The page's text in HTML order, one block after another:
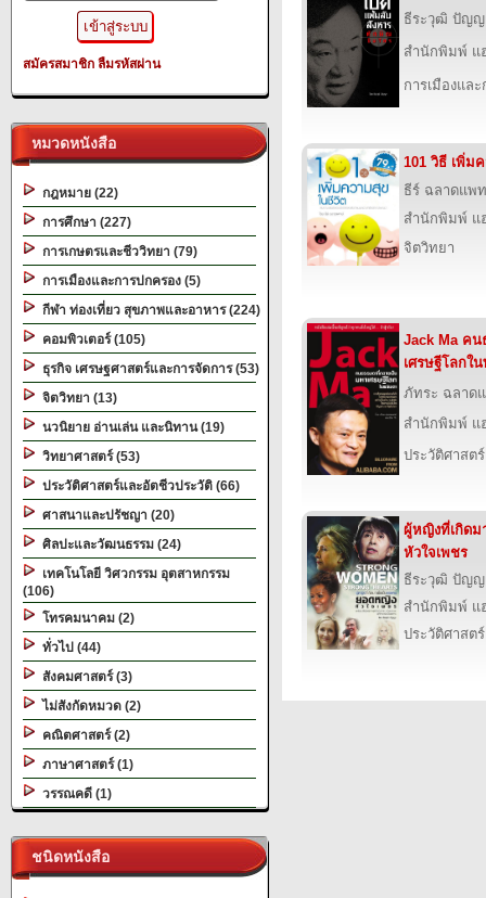
สมัครสมาชิก ลืมรหัสผ่าน
หมวดหนังสือ
กฎหมาย (22)
การศึกษา (227)
การเกษตรและชีววิทยา (79)
การเมืองและการปกครอง (5)
กีฬา ท่องเที่ยว สุขภาพและอาหาร (224)
คอมพิวเตอร์ (105)
ธุรกิจ เศรษฐศาสตร์และการจัดการ (53)
จิตวิทยา (13)
นวนิยาย อ่านเล่น และนิทาน (19)
วิทยาศาสตร์ (53)
ประวัติศาสตร์และอัตชีวประวัติ (66)
ศาสนาและปรัชญา (20)
ศิลปะและวัฒนธรรม (24)
เทคโนโลยี วิศวกรรม อุตสาหกรรม
(106)
โทรคมนาคม (2)
ทั่วไป (44)
สังคมศาสตร์ (3)
ไม่สังกัดหมวด (2)
คณิตศาสตร์ (2)
ภาษาศาสตร์ (1)
วรรณคดี (1)
ชนิดหนังสือ
ธีระวุฒิ ปัญญ
สำนักพิมพ์ แ
การเมืองแล
101 วิธี เพิ่ม
ธีร์ ฉลาดแพ
สำนักพิมพ์ แ
จิตวิทยา
Jack Ma คน
เศรษฐีโลกใ
ภัทระ ฉลาด
สำนักพิมพ์ แ
ประวัติศาสต
ผู้หญิงที่เกิดม
หัวใจเพชร
ธีระวุฒิ ปัญญ
สำนักพิมพ์ แ
ประวัติศาสต